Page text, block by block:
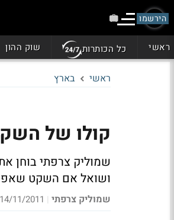
הירשמו
ראשי כל הכותרות שוק ההון
ראשי בארץ
קולו של
ושואל אם השקט
שמוליק צרפתי |
14/11/2011 12:24